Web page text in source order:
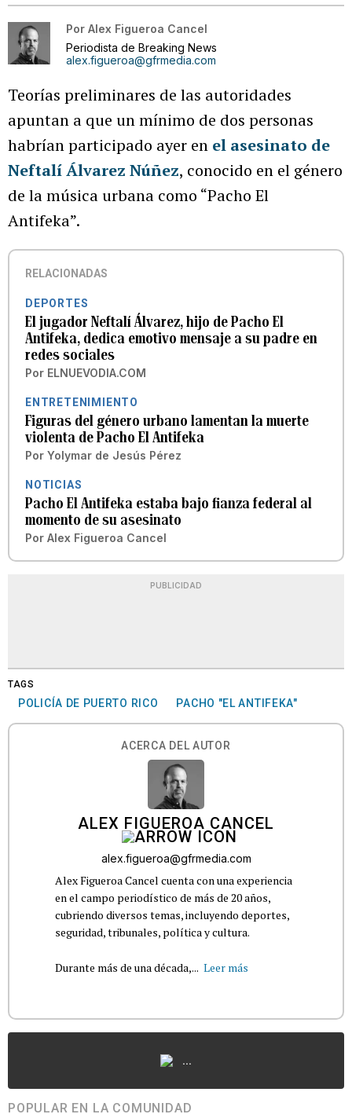
Por Alex Figueroa Cancel
Periodista de Breaking News
alex.figueroa@gfrmedia.com
Teorías preliminares de las autoridades
apuntan a que un mínimo de dos personas
habrían participado ayer en el asesinato de
Neftalí Álvarez Núñez, conocido en el género
de la música urbana como “Pacho El
Antifeka”.
RELACIONADAS
DEPORTES
El jugador Neftalí Álvarez, hijo de Pacho El
Antifeka, dedica emotivo mensaje a su padre en
redes sociales
Por ELNUEVODIA.COM
ENTRETENIMIENTO
Figuras del género urbano lamentan la muerte
violenta de Pacho El Antifeka
Por Yolymar de Jesús Pérez
NOTICIAS
Pacho El Antifeka estaba bajo fianza federal al
momento de su asesinato
Por Alex Figueroa Cancel
PUBLICIDAD
TAGS
POLICÍA DE PUERTO RICO PACHO "EL ANTIFEKA"
ACERCA DEL AUTOR
ALEX FIGUEROA CANCEL
alex.figueroa@gfrmedia.com
Alex Figueroa Cancel cuenta con una experiencia
en el campo periodístico de más de 20 años,
cubriendo diversos temas, incluyendo deportes,
seguridad, tribunales, política y cultura.
Durante más de una década,... Leer más
...
POPULAR EN LA COMUNIDAD